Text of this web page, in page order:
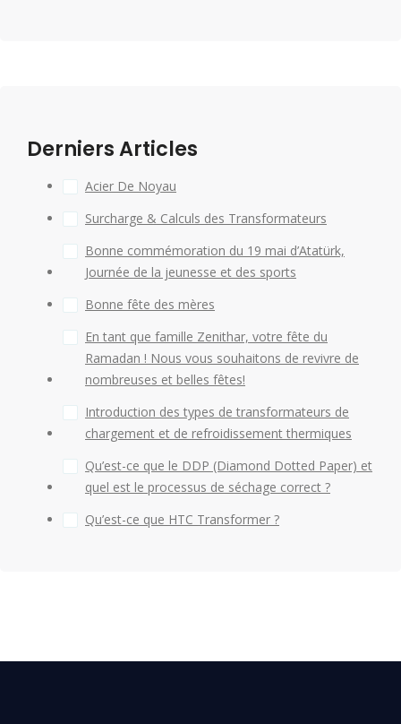
Derniers Articles
Acier De Noyau
Surcharge & Calculs des Transformateurs
Bonne commémoration du 19 mai d’Atatürk,
Journée de la jeunesse et des sports
Bonne fête des mères
En tant que famille Zenithar, votre fête du
Ramadan ! Nous vous souhaitons de revivre de
nombreuses et belles fêtes!
Introduction des types de transformateurs de
chargement et de refroidissement thermiques
Qu’est-ce que le DDP (Diamond Dotted Paper) et
quel est le processus de séchage correct ?
Qu’est-ce que HTC Transformer ?